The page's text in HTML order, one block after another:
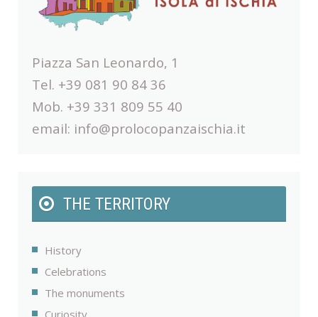
Piazza San Leonardo, 1
Tel. +39 081 90 84 36
Mob. +39 331 809 55 40
email: info@prolocopanzaischia.it
THE TERRITORY
History
Celebrations
The monuments